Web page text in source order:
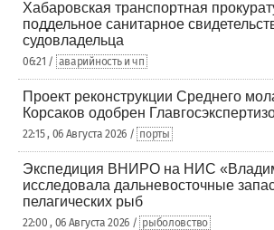
Хабаровская транспортная
поддельное санитарное
судовладельца
06:21 / аварийность и чп
Проект реконструкции Среднего
Корсаков одобрен
22:15 , 06 Августа 2026 / порты
Экспедиция ВНИРО на НИС
исследовала дальневосточные
пелагических рыб
22:00 , 06 Августа 2026 / рыболовство